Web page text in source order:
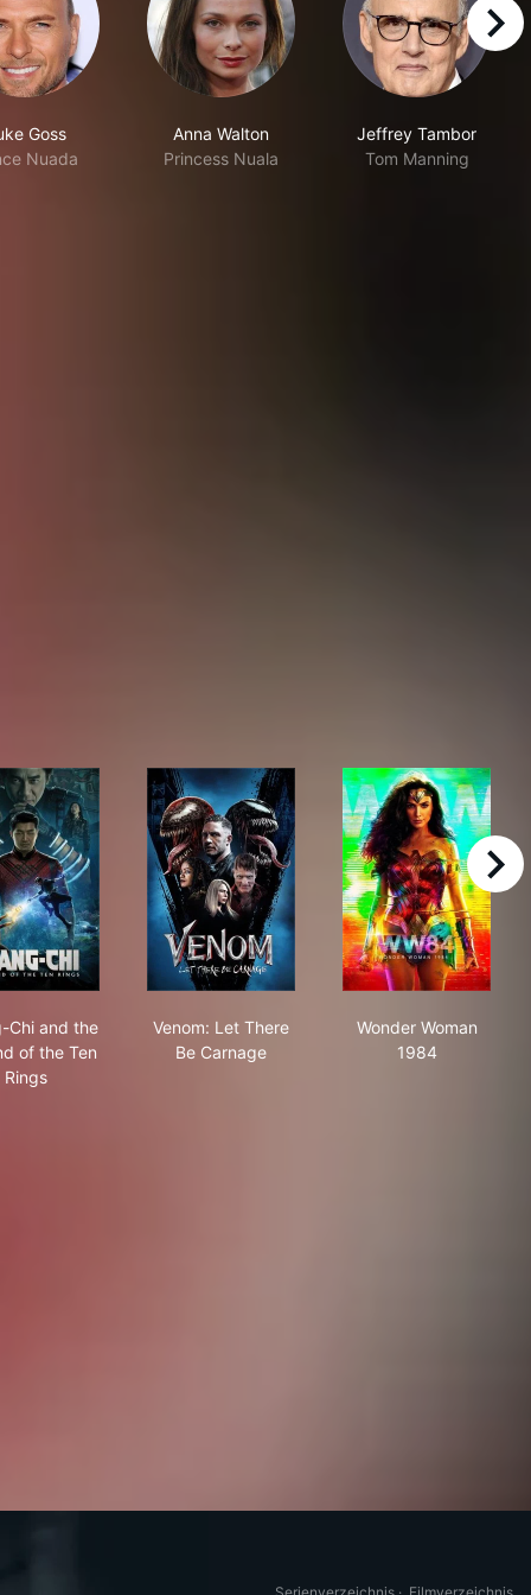
Goss
Nuada
Anna Walton
Princess Nuala
Jeffrey Tambor
Tom Manning
right
Chi and the
of the Ten
Rings
Venom: Let There
Be Carnage
Wonder Woman
1984
right